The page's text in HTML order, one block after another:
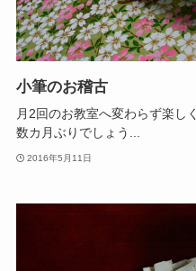
小筆のお稽古
月2回のお教室へ変わらず楽し
数カ月ぶりでしょう...
2016年5月11日